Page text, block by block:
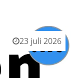
23 juli 2026